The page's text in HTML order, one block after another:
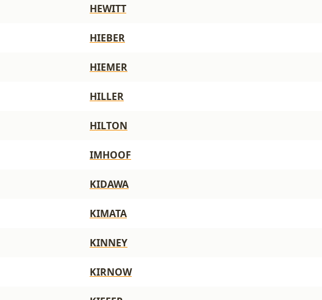
HEWITT
HIEBER
HIEMER
HILLER
HILTON
IMHOOF
KIDAWA
KIMATA
KINNEY
KIRNOW